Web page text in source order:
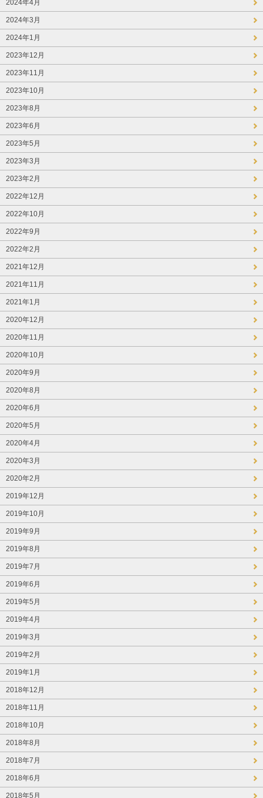
2024年4月
2024年3月
2024年1月
2023年12月
2023年11月
2023年10月
2023年8月
2023年6月
2023年5月
2023年3月
2023年2月
2022年12月
2022年10月
2022年9月
2022年2月
2021年12月
2021年11月
2021年1月
2020年12月
2020年11月
2020年10月
2020年9月
2020年8月
2020年6月
2020年5月
2020年4月
2020年3月
2020年2月
2019年12月
2019年10月
2019年9月
2019年8月
2019年7月
2019年6月
2019年5月
2019年4月
2019年3月
2019年2月
2019年1月
2018年12月
2018年11月
2018年10月
2018年8月
2018年7月
2018年6月
2018年5月